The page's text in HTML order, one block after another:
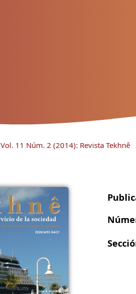
Vol. 11 Núm. 2 (2014): Revista Tekhnê